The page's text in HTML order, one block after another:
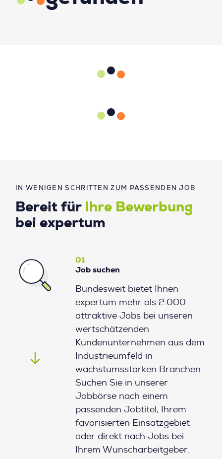
IN WENIGEN SCHRITTEN ZUM PASSENDEN JOB
Bereit für
Ihre Bewerbung
bei expertum
01
Job suchen
Bundesweit bietet Ihnen
expertum mehr als 2.000
attraktive Jobs bei unseren
wertschätzenden
Kundenunternehmen aus dem
Industrieumfeld in
wachstumsstarken Branchen.
Suchen Sie in unserer
Jobbörse nach einem
passenden Jobtitel, Ihrem
favorisierten Einsatzgebiet
oder direkt nach Jobs bei
Ihrem Wunscharbeitgeber.